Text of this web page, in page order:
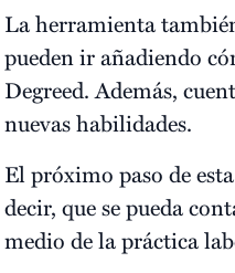
La herramienta
pueden ir añadiendo
Degreed. Además,
nuevas habilidades.
El próximo paso de
decir, que se pueda
medio de la práctica